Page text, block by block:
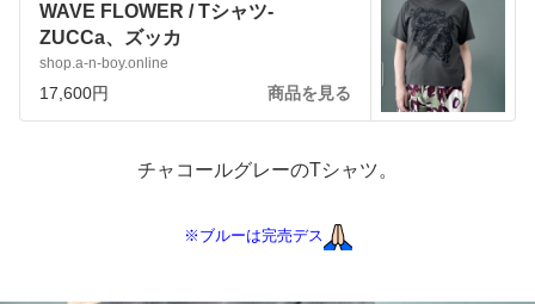
WAVE FLOWER / Tシャツ-
ZUCCa、ズッカ
shop.a-n-boy.online
17,600円 商品を見る
チャコールグレーのTシャツ。
※ブルーは完売デス